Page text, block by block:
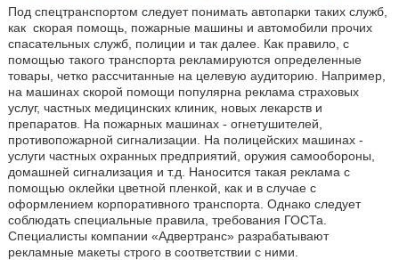
Под спецтранспортом следует понимать автопарки таких служб,
как скорая помощь, пожарные машины и автомобили прочих
спасательных служб, полиции и так далее. Как правило, с
помощью такого транспорта рекламируются определенные
товары, четко рассчитанные на целевую аудиторию. Например,
на машинах скорой помощи популярна реклама страховых
услуг, частных медицинских клиник, новых лекарств и
препаратов. На пожарных машинах - огнетушителей,
противопожарной сигнализации. На полицейских машинах -
услуги частных охранных предприятий, оружия самообороны,
домашней сигнализация и т.д. Наносится такая реклама с
помощью оклейки цветной пленкой, как и в случае с
оформлением корпоративного транспорта. Однако следует
соблюдать специальные правила, требования ГОСТа.
Специалисты компании «Адвертранс» разрабатывают
рекламные макеты строго в соответствии с ними.